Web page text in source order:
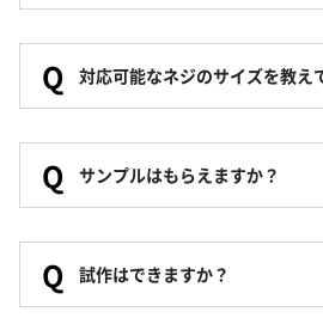
Q 対応可能なネジのサイズを教え
Q サンプルはもらえますか？
Q 試作はできますか？